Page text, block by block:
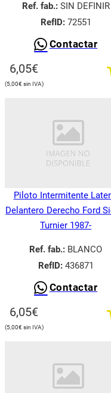
Ref. fab.:SIN DEFINIR
RefID:72551
Contactar
6,05€
5,00€
Piloto Intermitente
Delantero Derecho Ford
Turnier 1987-
Ref. fab.: BLANCO
RefID:436871
Contactar
6,05€
5,00€